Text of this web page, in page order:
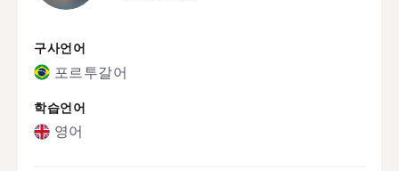
구사언어
포르투갈어
학습언어
영어